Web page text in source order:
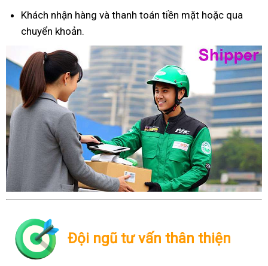
Khách nhận hàng và thanh toán tiền mặt hoặc qua
chuyển khoản.
Đội ngũ tư vấn thân thiện